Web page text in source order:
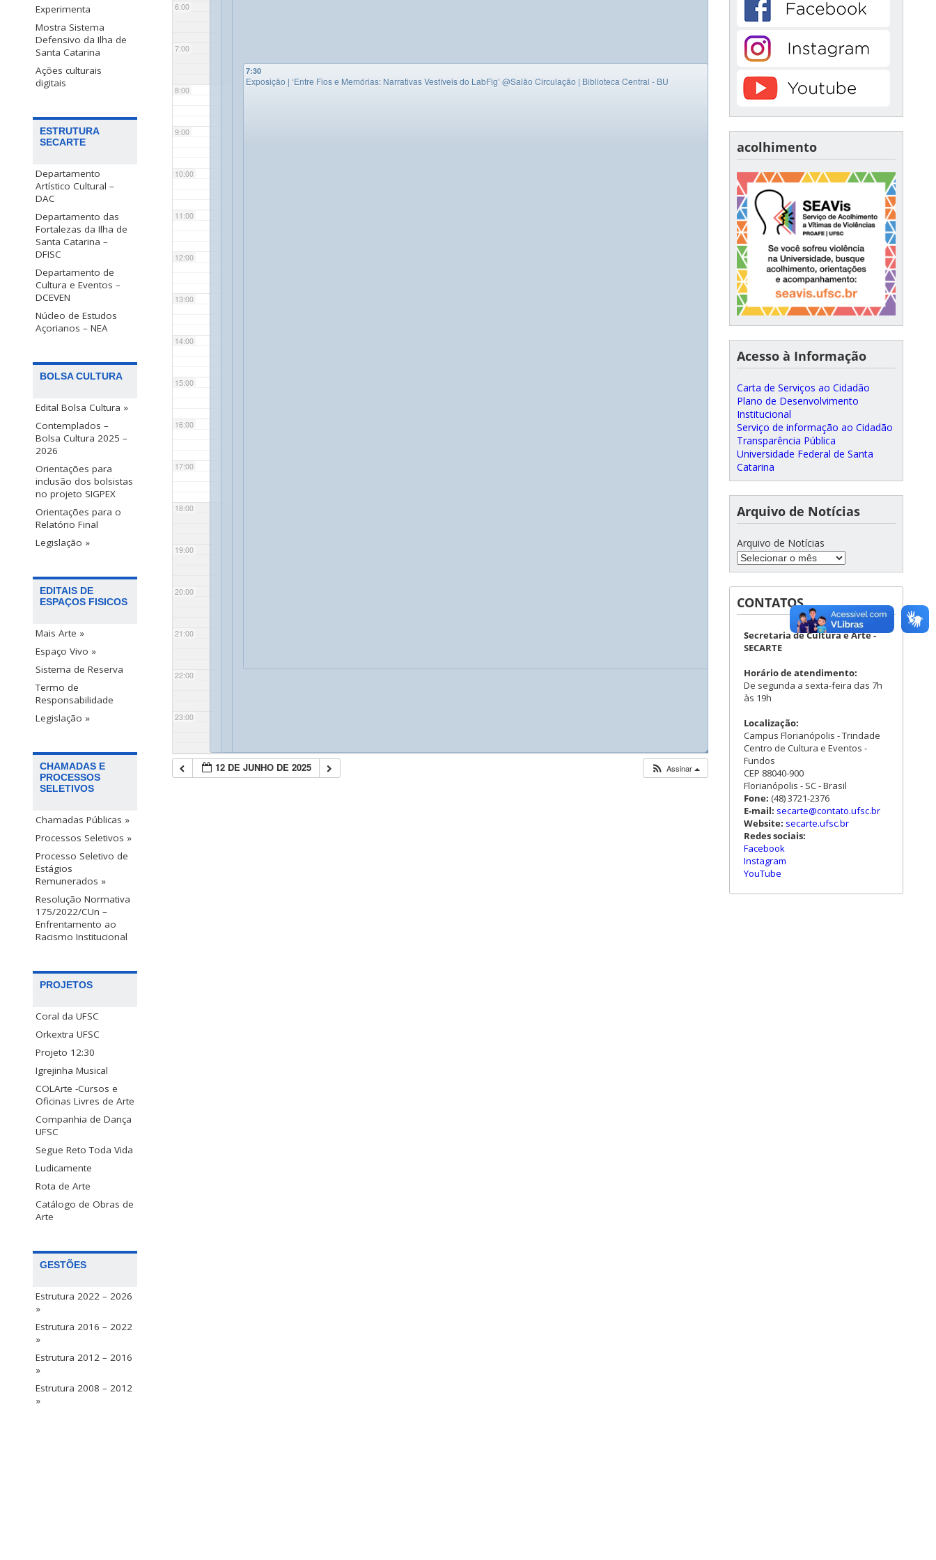
Experimenta
Mostra Sistema
Defensivo da Ilha de
Santa Catarina
Ações culturais
digitais
ESTRUTURA
SECARTE
Departamento
Artístico Cultural –
DAC
Departamento das
Fortalezas da Ilha de
Santa Catarina –
DFISC
Departamento de
Cultura e Eventos –
DCEVEN
Núcleo de Estudos
Açorianos – NEA
BOLSA CULTURA
Edital Bolsa Cultura »
Contemplados –
Bolsa Cultura 2025 –
2026
Orientações para
inclusão dos bolsistas
no projeto SIGPEX
Orientações para o
Relatório Final
Legislação »
EDITAIS DE
ESPAÇOS FISICOS
Mais Arte »
Espaço Vivo »
Sistema de Reserva
Termo de
Responsabilidade
Legislação »
CHAMADAS E
PROCESSOS
SELETIVOS
Chamadas Públicas »
Processos Seletivos »
Processo Seletivo de
Estágios
Remunerados »
Resolução Normativa
175/2022/CUn –
Enfrentamento ao
Racismo Institucional
PROJETOS
Coral da UFSC
Orkextra UFSC
Projeto 12:30
Igrejinha Musical
COLArte -Cursos e
Oficinas Livres de Arte
Companhia de Dança
UFSC
Segue Reto Toda Vida
Ludicamente
Rota de Arte
Catálogo de Obras de
Arte
GESTÕES
Estrutura 2022 – 2026
»
Estrutura 2016 – 2022
»
Estrutura 2012 – 2016
»
Estrutura 2008 – 2012
»
6:00
7:00
8:00
9:00
10:00
11:00
12:00
13:00
14:00
15:00
16:00
17:00
18:00
19:00
20:00
21:00
22:00
23:00
◢◢◢
7:30
Exposição | ‘Entre Fios e Memórias: Narrativas Vestíveis do LabFig’ @Salão Circulação | Biblioteca Central - BU
12 DE JUNHO DE 2025 Assinar
acolhimento
Acesso à Informação
Carta de Serviços ao Cidadão
Plano de Desenvolvimento
Institucional
Serviço de informação ao Cidadão
Transparência Pública
Universidade Federal de Santa
Catarina
Arquivo de Notícias
Arquivo de Notícias
CONTATOS
Secretaria de Cultura e Arte -
SECARTE
Horário de atendimento:
De segunda a sexta-feira das 7h
às 19h
Localização:
Campus Florianópolis - Trindade
Centro de Cultura e Eventos -
Fundos
CEP 88040-900
Florianópolis - SC - Brasil
Fone: (48) 3721-2376
E-mail: secarte@contato.ufsc.br
Website: secarte.ufsc.br
Redes sociais:
Facebook
Instagram
YouTube